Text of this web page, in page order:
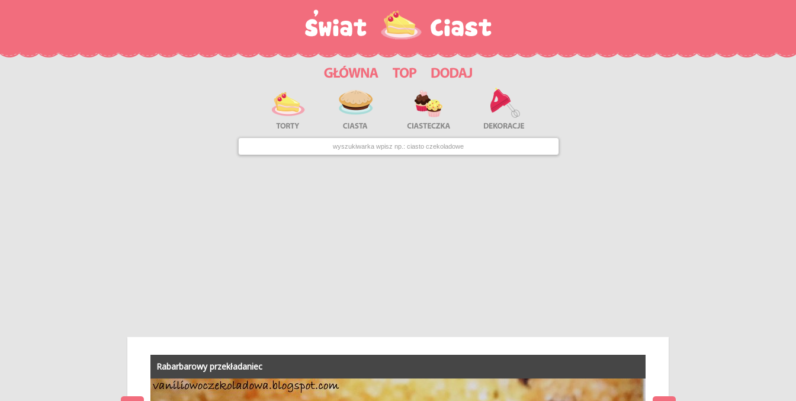
Rabarbarowy przekładaniec